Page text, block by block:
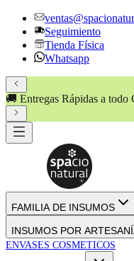
Seguimiento
Tienda Física
Whatsapp
🚚 Entregas Rápidas a todo
FAMILIA DE INSUMOS
INSUMOS POR
ENVASES COSMETICOS